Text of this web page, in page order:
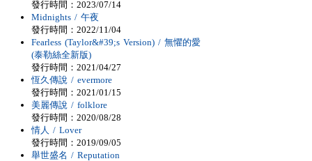
發行時間：2023/07/14
Midnights / 午夜
發行時間：2022/11/04
Fearless (Taylor&#39;s Version) / 無懼的愛
(泰勒絲全新版)
發行時間：2021/04/27
恆久傳說 / evermore
發行時間：2021/01/15
美麗傳說 / folklore
發行時間：2020/08/28
情人 / Lover
發行時間：2019/09/05
舉世盛名 / Reputation